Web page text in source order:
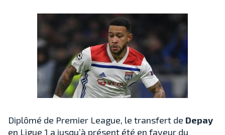
Diplômé de Premier League, le transfert de Depay
en Ligue 1 a jusqu’à présent été en faveur du